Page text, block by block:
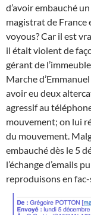
d’avoir embauché
magistrat de France
voyous? Car il est
il était violent de
gérant de
Marche
avoir eu deux
agressif au
mouvement; on lui
du mouvement.
embauché dès le 5
l’échange d’emails
reproduisons en